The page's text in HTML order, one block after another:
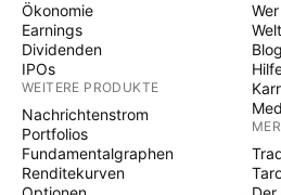
Ökonomie
Earnings
Dividenden
IPOs
WEITERE PRODUKTE
Nachrichtenstrom
Portfolios
Fundamentalgraphen
Renditekurven
Blog